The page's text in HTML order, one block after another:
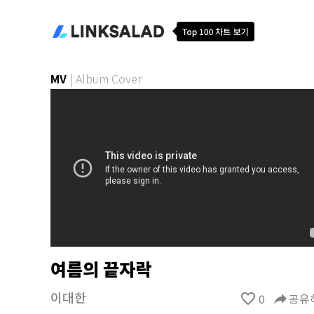
MV | Album Cover
여름의 끝자락
이대한 favorite_border 0 reply공유